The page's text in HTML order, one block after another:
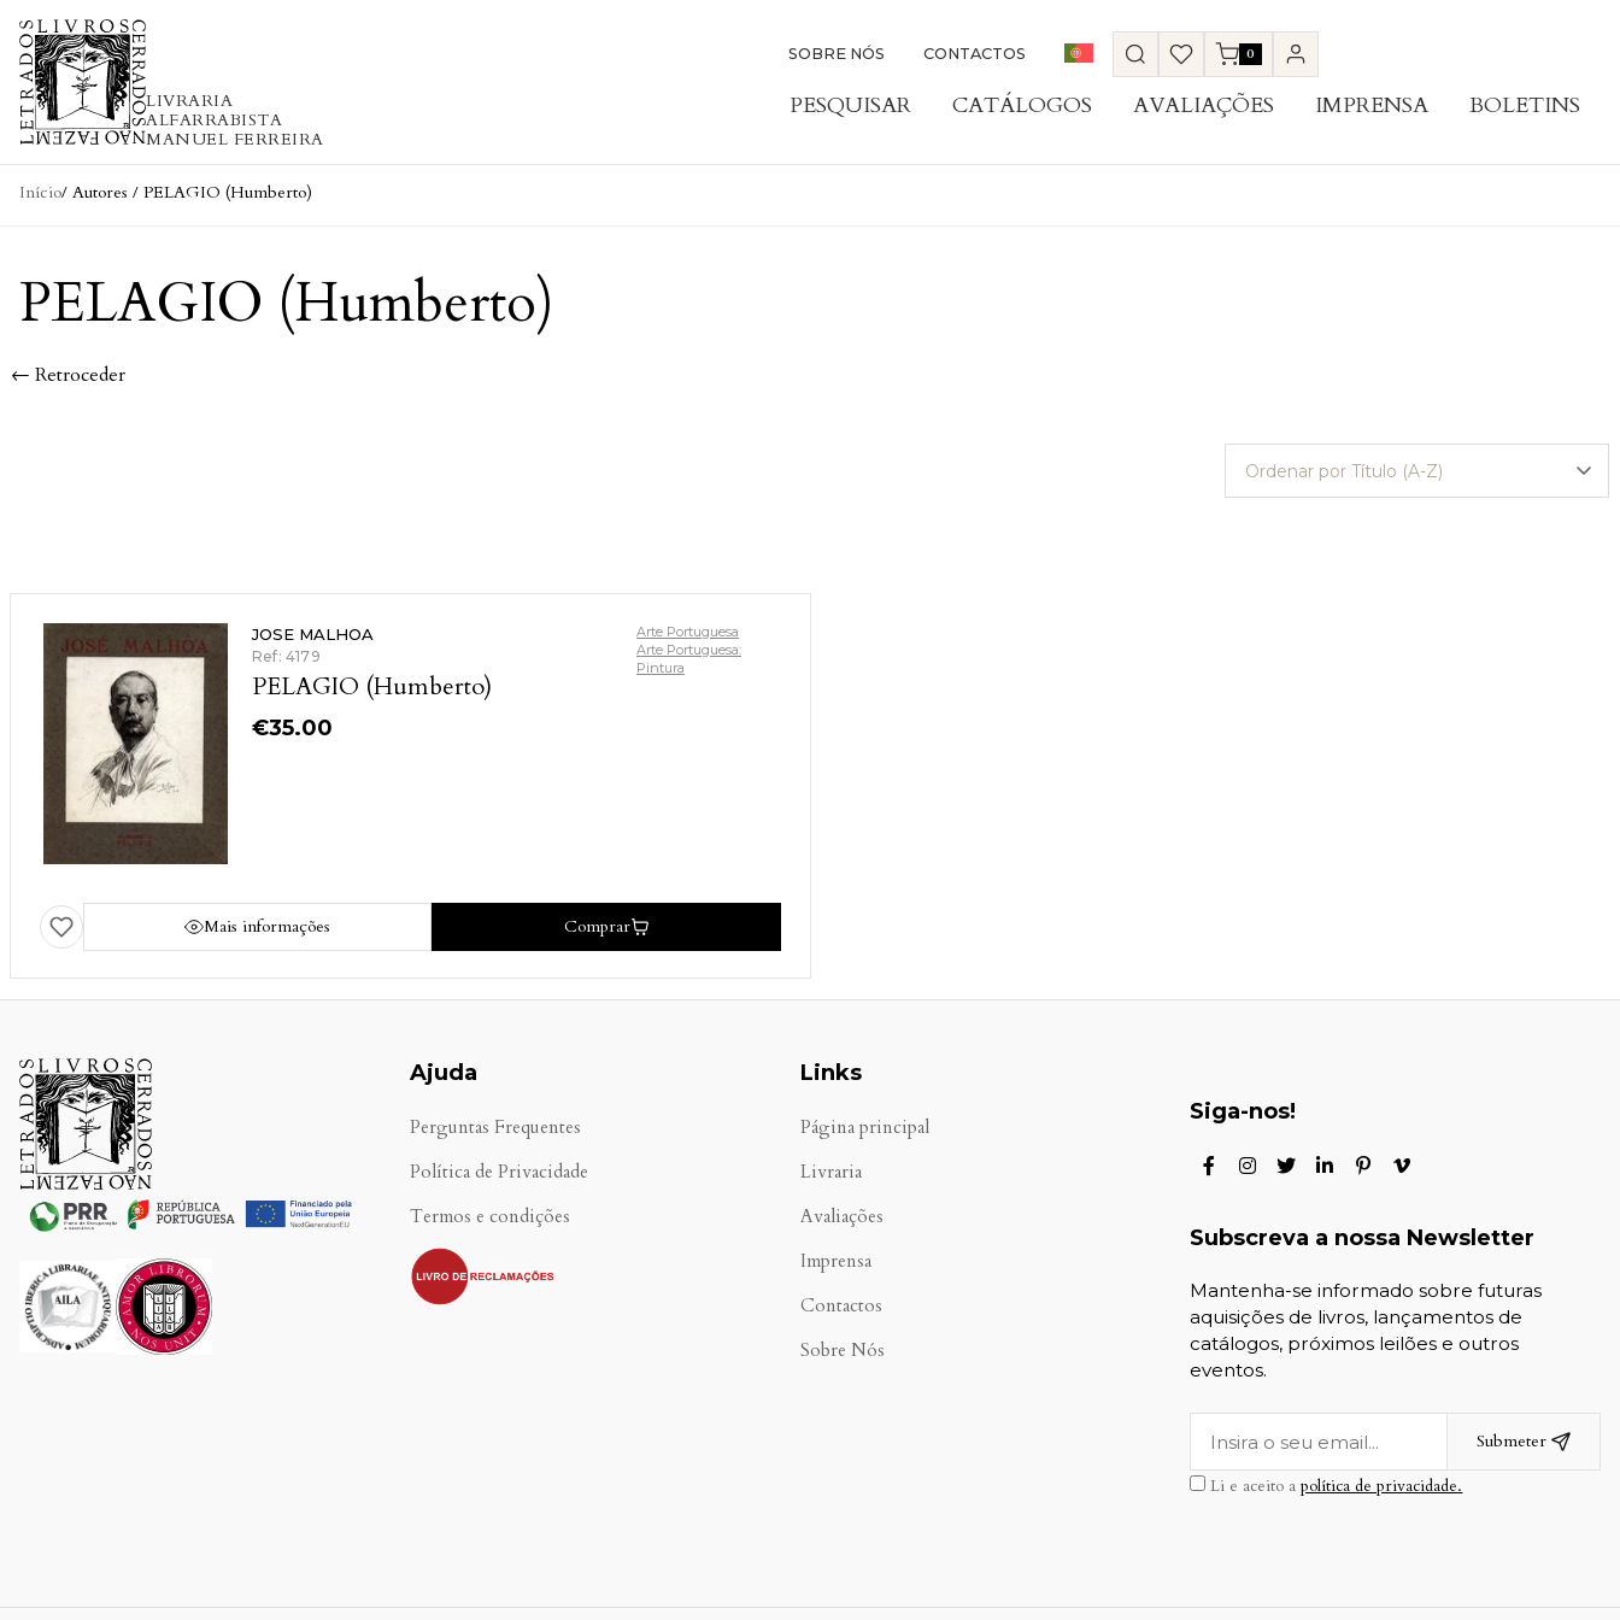
Skip to content
LIVRARIA
ALFARRABISTA
MANUEL FERREIRA
SOBRE NÓS CONTACTOS 0
PESQUISAR CATÁLOGOS AVALIAÇÕES IMPRENSA BOLETINS
Início/ Autores / PELAGIO (Humberto)
PELAGIO (Humberto)
← Retroceder
JOSE MALHOA
Ref: 4179
PELAGIO (Humberto)
€35.00
Arte Portuguesa
Arte Portuguesa:
Pintura
Mais informações Comprar
Ajuda
Perguntas Frequentes
Política de Privacidade
Termos e condições
.
Links
Página principal
Livraria
Avaliações
Imprensa
Contactos
Sobre Nós
Siga-nos!
Subscreva a nossa Newsletter
Mantenha-se informado sobre futuras
aquisições de livros, lançamentos de
catálogos, próximos leilões e outros
eventos.
Submeter
Li e aceito apolítica de privacidade.